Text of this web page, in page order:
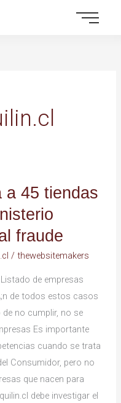
a 45 tiendas
fraude
/thewebsitemakers
de empresas
de todos estos casos
no cumplir, no se
Es importante
cuando se trata
Consumidor, pero no
que nacen para
debe investigar el